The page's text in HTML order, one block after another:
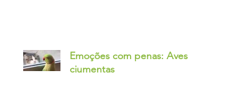
Emoções com penas: Aves
ciumentas